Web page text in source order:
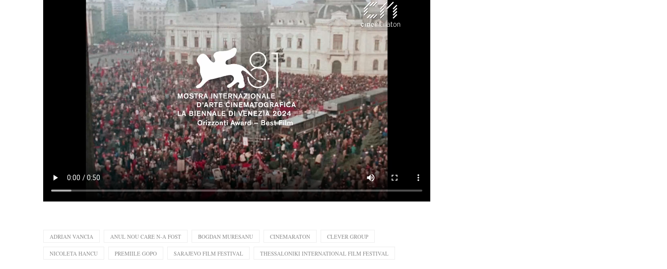
ADRIAN VANCIA ANUL NOU CARE N-A FOST BOGDAN MURESANU CINEMARATON CLEVER GROUP
NICOLETA HANCU PREMIILE GOPO SARAJEVO FILM FESTIVAL THESSALONIKI INTERNATIONAL FILM FESTIVAL